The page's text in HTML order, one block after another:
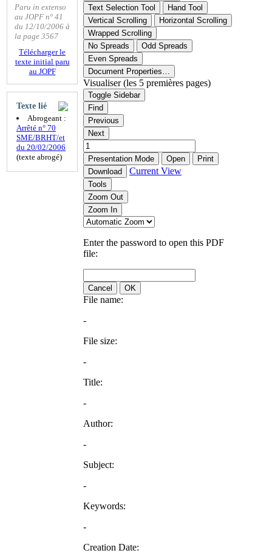
Paru in extenso
au JOPF n° 41
du 12/10/2006 à
la page 3567
Télécharger le
texte initial paru
au JOPF
Texte lié
Abrogeant :
Arrêté n° 70
SME/BRHT/et
du 20/02/2006
(texte abrogé)
Text Selection Tool
Hand Tool
Vertical Scrolling
Horizontal Scrolling
Wrapped Scrolling
No Spreads
Odd Spreads
Even Spreads
Document Properties…
Visualiser (les 5 premières pages)
Toggle Sidebar
Find
Previous
Next
Presentation Mode Open
Print
Download
Current View
Tools
Zoom Out
Zoom In
Enter the password to open this PDF
file:
Cancel OK
File name:
-
File size:
-
Title:
-
Author:
-
Subject:
-
Keywords:
-
Creation Date: